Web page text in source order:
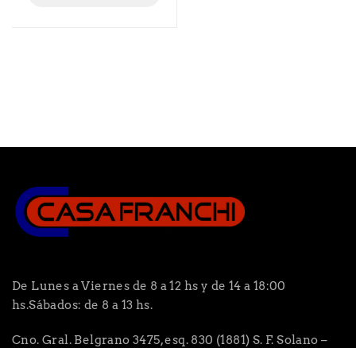
De Lunes a Viernes de 8 a 12 hs y de 14 a 18:00
hs.Sábados: de 8 a 13 hs.
Cno. Gral. Belgrano 3475, esq. 830 (1881) S. F. Solano –